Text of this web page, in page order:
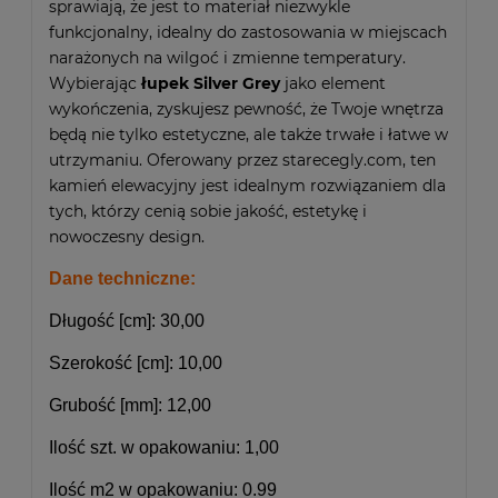
sprawiają, że jest to materiał niezwykle
funkcjonalny, idealny do zastosowania w miejscach
narażonych na wilgoć i zmienne temperatury.
Wybierając łupek Silver Greyjako element
wykończenia, zyskujesz pewność, że Twoje wnętrza
będą nie tylko estetyczne, ale także trwałe i łatwe w
utrzymaniu. Oferowany przez starecegly.com, ten
kamień elewacyjny jest idealnym rozwiązaniem dla
tych, którzy cenią sobie jakość, estetykę i
nowoczesny design.
Dane techniczne:
Długość [cm]: 30,00
Szerokość [cm]: 10,00
Grubość [mm]: 12,00
Ilość szt. w opakowaniu: 1,00
Ilość m2 w opakowaniu: 0.99